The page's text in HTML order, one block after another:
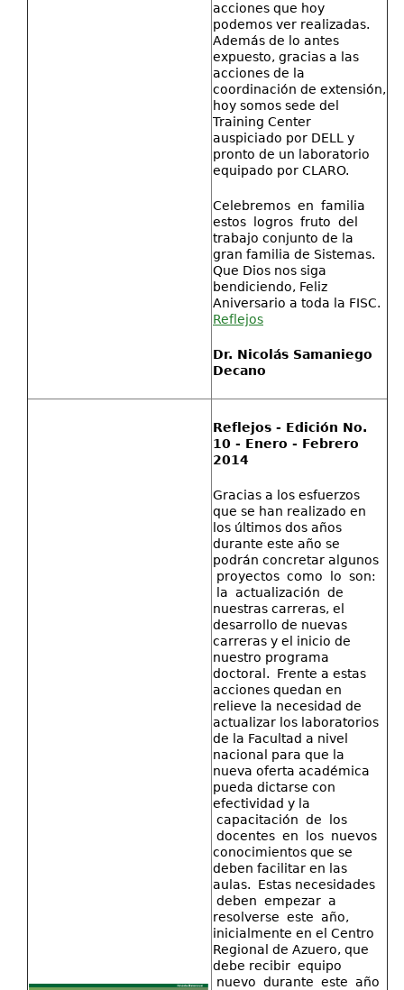
acciones que hoy
podemos ver realizadas.
Además de lo antes
expuesto, gracias a las
acciones de la
coordinación de extensión,
hoy somos sede del
Training Center
auspiciado por DELL y
pronto de un laboratorio
equipado por CLARO.
Celebremos en familia
estos logros fruto del
trabajo conjunto de la
gran familia de Sistemas.
Que Dios nos siga
bendiciendo, Feliz
Aniversario a toda la FISC.
Reflejos
Dr. Nicolás Samaniego
Decano
Reflejos - Edición No.
10 - Enero - Febrero
2014
Gracias a los esfuerzos
que se han realizado en
los últimos dos años
durante este año se
podrán concretar algunos
proyectos como lo son:
la actualización de
nuestras carreras, el
desarrollo de nuevas
carreras y el inicio de
nuestro programa
doctoral. Frente a estas
acciones quedan en
relieve la necesidad de
actualizar los laboratorios
de la Facultad a nivel
nacional para que la
nueva oferta académica
pueda dictarse con
efectividad y la
capacitación de los
docentes en los nuevos
conocimientos que se
deben facilitar en las
aulas. Estas necesidades
deben empezar a
resolverse este año,
inicialmente en el Centro
Regional de Azuero, que
debe recibir equipo
nuevo durante este año